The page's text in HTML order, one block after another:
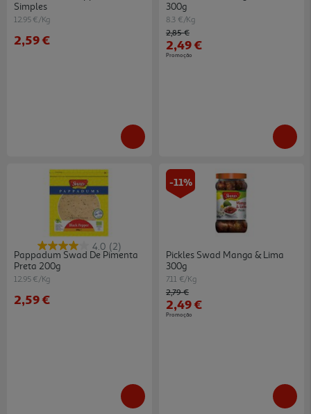
Simples
12.95 €/Kg
2,59 €
300g
8.3 €/Kg
Price reduced from
2,85 €to
2,49 €
Promoção
4.0 (2)
Pappadum Swad De Pimenta
Preta 200g
12.95 €/Kg
2,59 €
-11%
Pickles Swad Manga & Lima
300g
7.11 €/Kg
Price reduced from
2,79 €to
2,49 €
Promoção